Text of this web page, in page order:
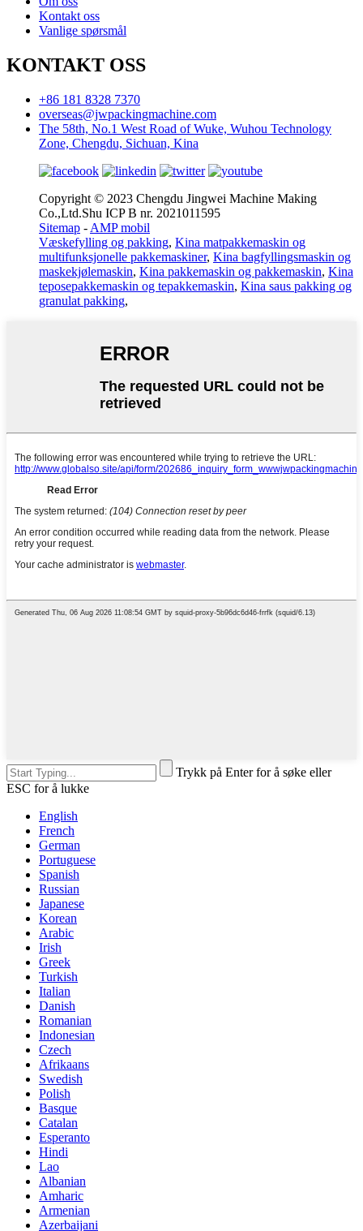
Kontakt oss
Vanlige spørsmål
KONTAKT OSS
+86 181 8328 7370
overseas@jwpackingmachine.com
The 58th, No.1 West Road of Wuke, Wuhou Technology
Zone, Chengdu, Sichuan, Kina
Copyright © 2023 Chengdu Jingwei Machine Making
Co.,Ltd.Shu ICP B nr. 2021011595
Sitemap - AMP mobil
Væskefylling og pakking, Kina matpakkemaskin og
multifunksjonelle pakkemaskiner, Kina bagfyllingsmaskin og
maskekjølemaskin, Kina pakkemaskin og pakkemaskin, Kina
teposepakkemaskin og tepakkemaskin, Kina saus pakking og
granulat pakking,
Trykk på Enter for å søke eller
ESC for å lukke
English
French
German
Portuguese
Spanish
Russian
Japanese
Korean
Arabic
Irish
Greek
Turkish
Italian
Danish
Romanian
Indonesian
Czech
Afrikaans
Swedish
Polish
Basque
Catalan
Esperanto
Hindi
Lao
Albanian
Amharic
Armenian
Azerbaijani